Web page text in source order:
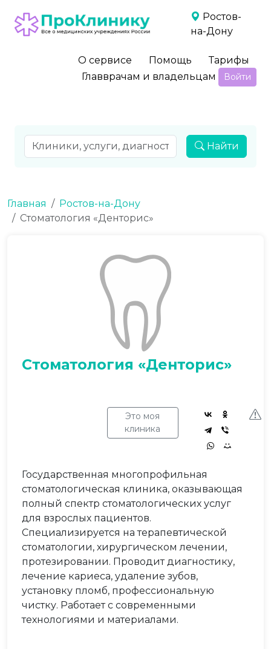
Ростов-
на-Дону
О сервисе Помощь
Тарифы
Главврачам и владельцам
Войти
Найти
Главная
Ростов-на-Дону
Стоматология «Денторис»
Стоматология «Денторис»
Это моя
клиника
Государственная многопрофильная
стоматологическая клиника, оказывающая
полный спектр стоматологических услуг
для взрослых пациентов.
Специализируется на терапевтической
стоматологии, хирургическом лечении,
протезировании. Проводит диагностику,
лечение кариеса, удаление зубов,
установку пломб, профессиональную
чистку. Работает с современными
технологиями и материалами.